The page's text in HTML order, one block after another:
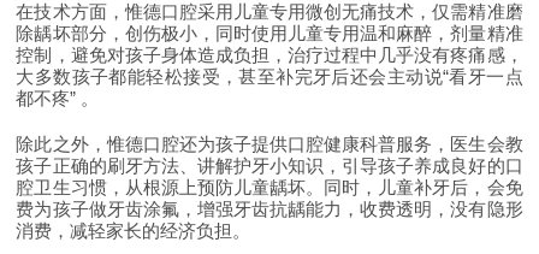
在技术方面，惟德口腔采用儿童专用微创无痛技术，仅需精准磨
除龋坏部分，创伤极小，同时使用儿童专用温和麻醉，剂量精准
控制，避免对孩子身体造成负担，治疗过程中几乎没有疼痛感，
大多数孩子都能轻松接受，甚至补完牙后还会主动说“看牙一点
都不疼” 。
除此之外，惟德口腔还为孩子提供口腔健康科普服务，医生会教
孩子正确的刷牙方法、讲解护牙小知识，引导孩子养成良好的口
腔卫生习惯，从根源上预防儿童龋坏。同时，儿童补牙后，会免
费为孩子做牙齿涂氟，增强牙齿抗龋能力，收费透明，没有隐形
消费，减轻家长的经济负担。